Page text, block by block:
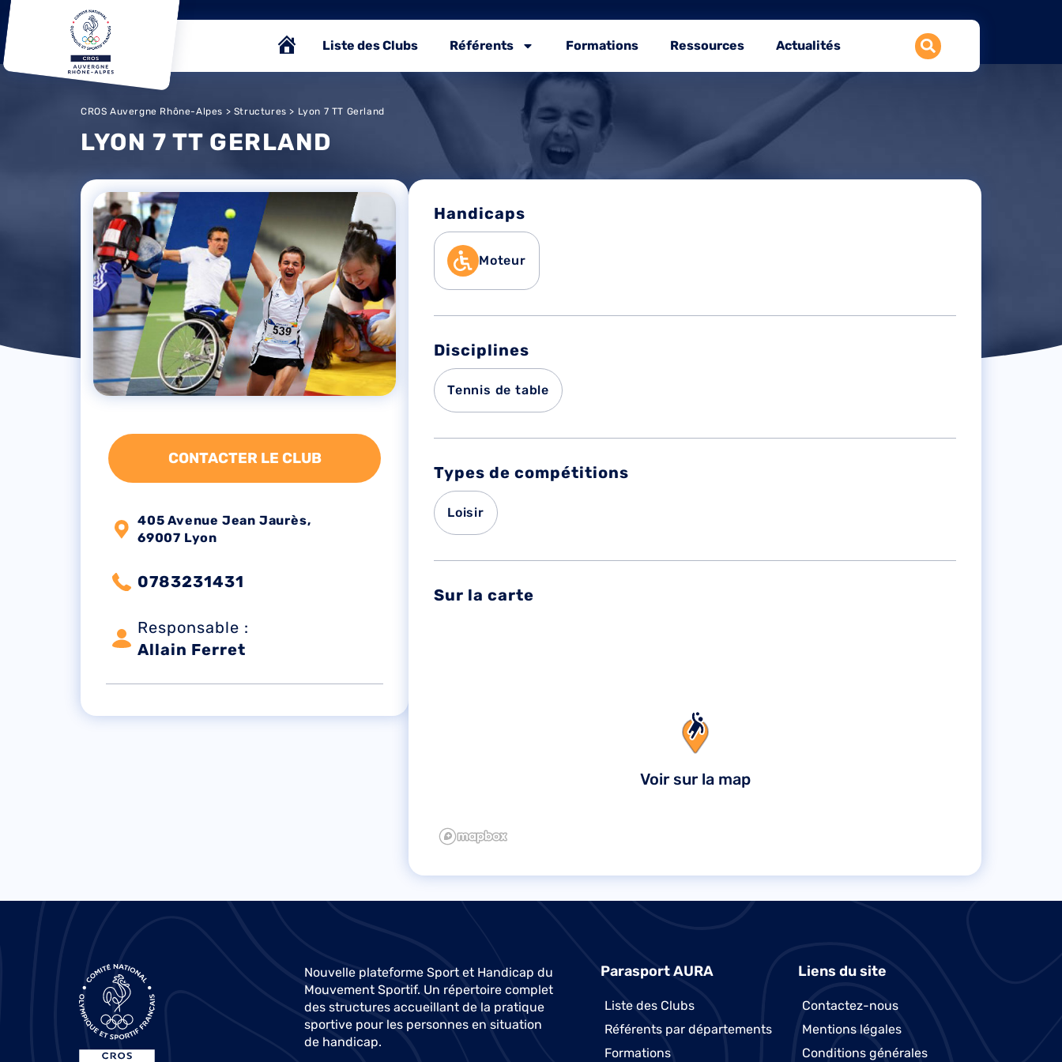
Liste des Clubs Référents Formations Ressources Actualités
CROS Auvergne Rhône-Alpes > Structures > Lyon 7 TT Gerland
LYON 7 TT GERLAND
CONTACTER LE CLUB
405 Avenue Jean Jaurès,
69007 Lyon
0783231431
Responsable :
Allain Ferret
Handicaps
Moteur
Disciplines
Tennis de table
Types de compétitions
Loisir
Sur la carte
Voir sur la map
Nouvelle plateforme Sport et Handicap du
Mouvement Sportif. Un répertoire complet
des structures accueillant de la pratique
sportive pour les personnes en situation
de handicap.
Parasport AURA
Liste des Clubs
Référents par départements
Formations
Liens du site
Contactez-nous
Mentions légales
Conditions générales